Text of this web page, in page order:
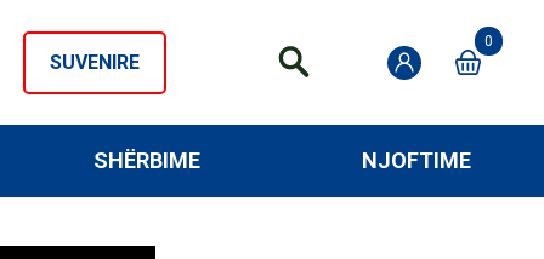
SUVENIRE
0
SHËRBIME NJOFTIME